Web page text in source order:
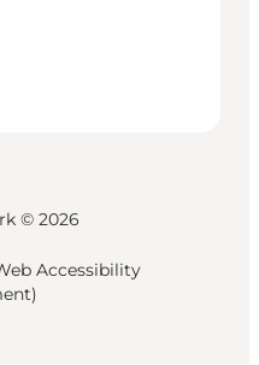
© 2026
Accessibility